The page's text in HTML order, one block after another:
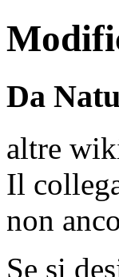
Da
altre
Il
non
Se si